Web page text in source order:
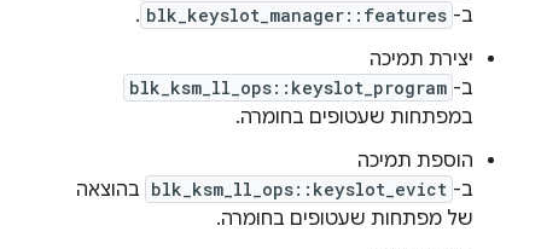
ב- blk_keyslot_manager::features
.
יצירת תמיכה
ב- blk_ksm_ll_ops::keyslot_program
במפתחות שעטופים בחומרה.
הוספת תמיכה
ב- blk_ksm_ll_ops::keyslot_evict בהוצאה
של מפתחות שעטופים בחומרה.